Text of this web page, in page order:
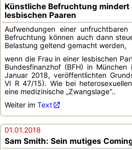
Künstliche Befruchtung mindert
lesbischen Paaren
Aufwendungen einer
Befruchtung können auch dann
Belastung geltend gemacht werden,
wenn die Frau in einer lesbischen
Bundesfinanzhof (BFH) in
Januar 2018, veröffentlichten
VI R 47/15). Wie bei
eine medizinische „Zwangslage“..
Weiter im Text
01.01.2018
Sam Smith: Sein mutiges